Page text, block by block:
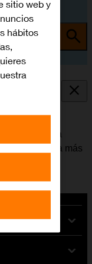
de
ayuda para la
que resulta más
sitio web y
hábitos